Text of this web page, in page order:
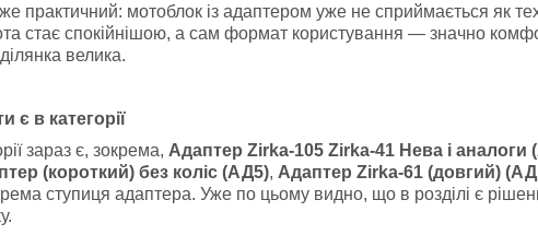
практичний: мотоблок із адаптером уже не сприймається як
стає спокійнішою, а сам формат користування — значно
велика.
є в категорії
зараз є, зокрема, Адаптер Zirka-105 Zirka-41 Нева і аналоги
(короткий) без коліс (АД5), Адаптер Zirka-61 (довгий)
ступиця адаптера. Уже по цьому видно, що в розділі є